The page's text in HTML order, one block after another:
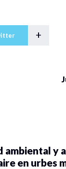
+
ambiental y
en urbes